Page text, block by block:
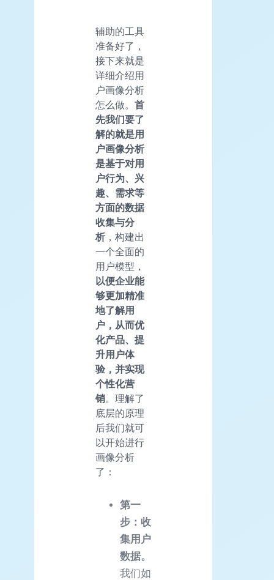
辅助的工具
准备好了，
接下来就是
详细介绍用
户画像分析
怎么做。 首
先我们要了
解的就是用
户画像分析
是基于对用
户行为、兴
趣、需求等
方面的数据
收集与分
析 ，构建出
一个全面的
用户模型，
以便企业能
够更加精准
地了解用
户，从而优
化产品、提
升用户体
验，并实现
个性化营
销。理解了
底层的原理
后我们就可
以开始进行
画像分析
了：
第一
步：收
集用户
数据。
我们如